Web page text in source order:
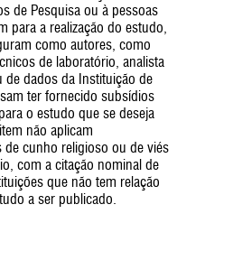
de Pesquisa ou à pessoas
para a realização do estudo,
como autores, como
de laboratório, analista
de dados da Instituição de
ter fornecido subsídios
o estudo que se deseja
não aplicam
de cunho religioso ou de viés
com a citação nominal de
que não tem relação
a ser publicado.